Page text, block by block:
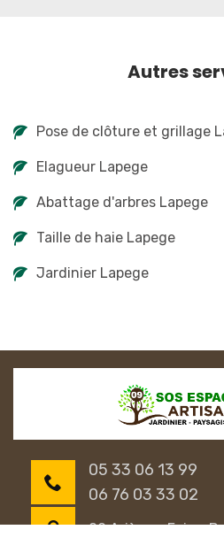
Autres
Pose de clôture et grillage
Elagueur Lapege
Abattage d'arbres Lapege
Taille de haie Lapege
Jardinier Lapege
05 33 06 13 99
06 76 03 33 02
09 Ariège - Foix -